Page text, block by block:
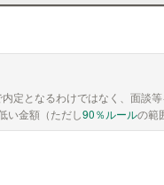
となるわけではなく、面談等
い金額（ただし90％ルールの範